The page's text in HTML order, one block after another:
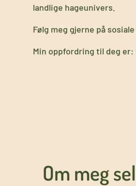
landlige hageunivers.
Følg meg gjerne på
Min oppfordring til deg er:
Om meg